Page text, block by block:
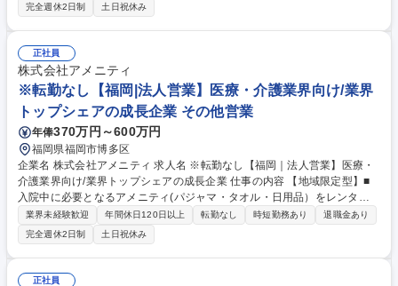
けでなく、人材派遣・紹介等幅広く事業展開しているため、多角的に提案
ができることもポイントの一つです。社会貢献性も高く、今後の高齢化社
会において成長が見込める産業です。 また、病院や介護施設の業務軽減に
貢献する事で、患者様、利用者様へのサービス向上に直結する為、大変や
りがいのあるお仕事です。 ★2007年の設立以来、従業員数2,600名を超え
る企業に成長した優良企業！ 募集職種 ※転勤なし【名古屋｜法人営業】
医療・介護業界向け/業界トップシェア◎
完全週休2日制
土日祝休み
正社員
株式会社アメニティ
※転勤なし【福岡|法人営業】医療・介護業界向け/業界
トップシェアの成長企業 その他営業
年俸370万円～600万円
福岡県福岡市博多区
企業名 株式会社アメニティ 求人名 ※転勤なし【福岡｜法人営業】医療・
介護業界向け/業界トップシェアの成長企業 仕事の内容 【地域限定型】■
入院中に必要となるアメニティ(パジャマ・タオル・日用品）をレンタル
するアメニティサポートシステムを提供している当社にて、病院・介護施
設向けの提案営業をお任せ致します。 アメニティのレンタルサービスの提
案だけでなく、人材派遣・紹介等幅広く事業展開しているため、多角的に
提案ができることもポイントの一つです。社会貢献性も高く、今後の高齢
化社会において成長が見込める産業です。 また、病院や介護施設の業務軽
業界未経験歓迎 年間休日120日以上 転勤なし 時短勤務あり
退職金あり
完全週休2日制
土日祝休み
正社員